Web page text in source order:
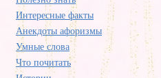
Интересные факты
Анекдоты афоризмы
Умные слова
Что почитать